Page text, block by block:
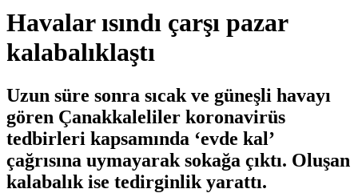
Havalar ısındı çarşı pazar
kalabalıklaştı
Uzun süre sonra sıcak ve güneşli havayı
gören Çanakkaleliler koronavirüs
tedbirleri kapsamında ‘evde kal’
çağrısına uymayarak sokağa çıktı. Oluşan
kalabalık ise tedirginlik yarattı.